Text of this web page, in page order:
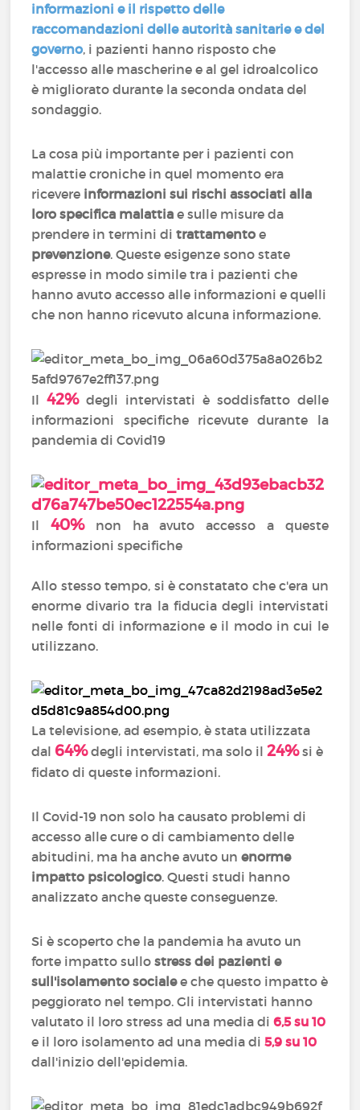
informazioni e il rispetto delle
raccomandazioni delle autorità sanitarie e del
governo, i pazienti hanno risposto che
l'accesso alle mascherine e al gel idroalcolico
è migliorato durante la seconda ondata del
sondaggio.
La cosa più importante per i pazienti con
malattie croniche in quel momento era
ricevere informazioni sui rischi associati alla
loro specifica malattia e sulle misure da
prendere in termini ditrattamento e
prevenzione. Queste esigenze sono state
espresse in modo simile tra i pazienti che
hanno avuto accesso alle informazioni e quelli
che non hanno ricevuto alcuna informazione.
Il42%degli intervistati è soddisfatto delle
informazioni specifiche ricevute durante la
pandemia di Covid19
Il40%non ha avuto accesso a queste
informazioni specifiche
Allo stesso tempo, si è constatato che c'era un
enorme divario tra la fiducia degli intervistati
nelle fonti di informazione e il modo in cui le
utilizzano.
La televisione, ad esempio, è stata utilizzata
dal 64%degli intervistati, ma solo il24%si è
fidato di queste informazioni.
Il Covid-19 non solo ha causato problemi di
accesso alle cure o di cambiamento delle
abitudini, ma ha anche avuto unenorme
impatto psicologico. Questi studi hanno
analizzato anche queste conseguenze.
Si è scoperto che la pandemia ha avuto un
forte impatto sullostress dei pazienti e
sull'isolamento socialee che questo impatto è
peggiorato nel tempo. Gli intervistati hanno
valutato il loro stress ad una media di6,5 su 10
e il loro isolamento ad una media di5,9 su 10
dall'inizio dell'epidemia.